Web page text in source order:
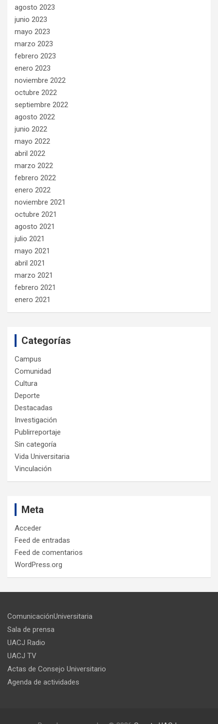
agosto 2023
junio 2023
mayo 2023
marzo 2023
febrero 2023
enero 2023
noviembre 2022
octubre 2022
septiembre 2022
agosto 2022
junio 2022
mayo 2022
abril 2022
marzo 2022
febrero 2022
enero 2022
noviembre 2021
octubre 2021
agosto 2021
julio 2021
mayo 2021
abril 2021
marzo 2021
febrero 2021
enero 2021
Categorías
Campus
Comunidad
Cultura
Deporte
Destacadas
Investigación
Publirreportaje
Sin categoría
Vida Universitaria
Vinculación
Meta
Acceder
Feed de entradas
Feed de comentarios
WordPress.org
ComunicaciónUniversitaria
Sala de prensa
UACJ Radio
UACJ TV
Actas de Consejo Universitario
Agenda de actividades